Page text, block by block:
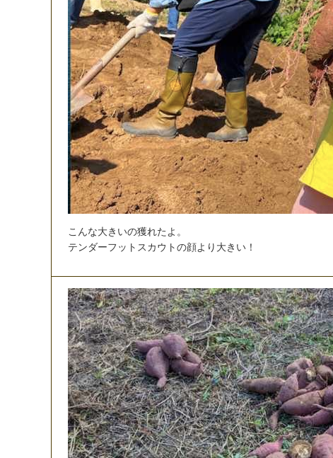
こ んな大き いの獲れたよ 。
テンダーフッ ト スカウ トの顔よ り 大き い ！